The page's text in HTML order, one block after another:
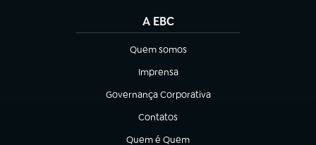
A EBC
Quem somos
(abre em nova aba)
Imprensa
(abre em nova aba)
Governança Corporativa
(abre em nova aba)
Contatos
(abre em nova aba)
Quem é Quem